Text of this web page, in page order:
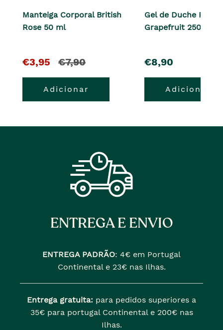
Manteiga Corporal British
Rose 50 ml
O
pre�o
atual
€3,95
e
o
pre�o
era
€7,90
Adicionar
Gel de Duche Pink
Grapefruit 250 ml
pre�o
€8,90
Adicionar
ENTREGA E ENVIO
ENTREGA PADRÃO: 4€ em Portugal
Continental e 23€ nas Ilhas.
Entrega gratuita: para pedidos superiores a
35€ para portugal Continental e 200€ nas
Ilhas.